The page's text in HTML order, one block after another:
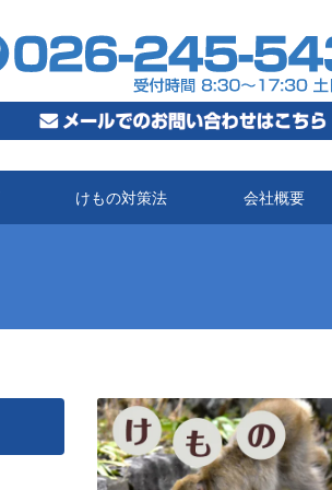
けもの対策法 会社概要